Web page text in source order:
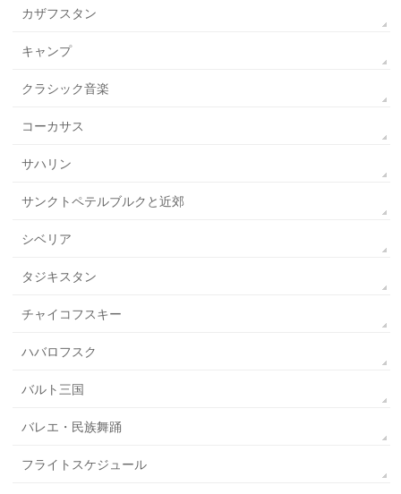
カザフスタン
キャンプ
クラシック音楽
コーカサス
サハリン
サンクトペテルブルクと近郊
シベリア
タジキスタン
チャイコフスキー
ハバロフスク
バルト三国
バレエ・民族舞踊
フライトスケジュール